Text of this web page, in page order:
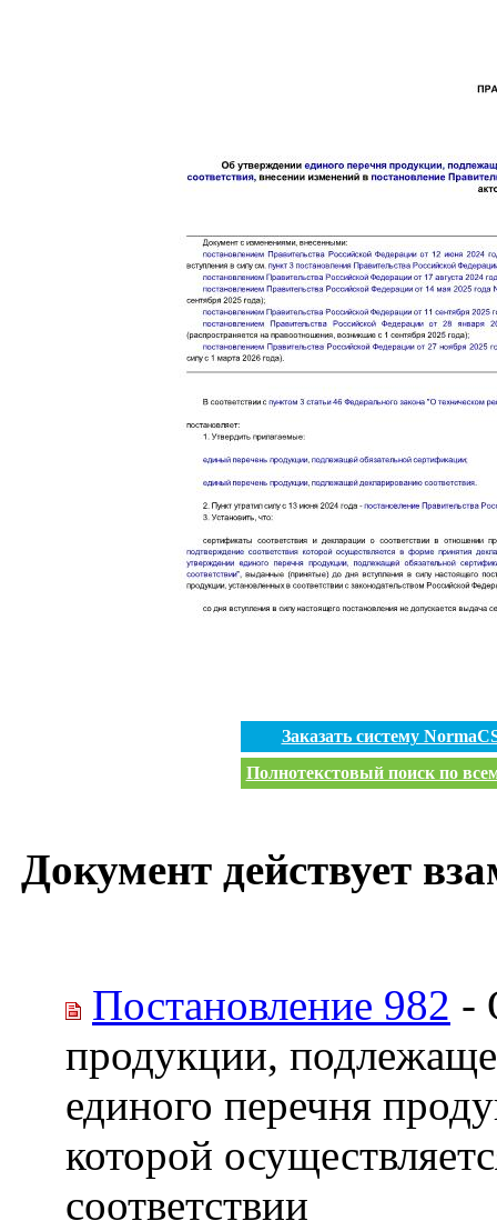
Заказать систему
Полнотекстовый поиск по
Документ действует
Постановление 982 -
продукции,
единого перечня
которой
соответствии